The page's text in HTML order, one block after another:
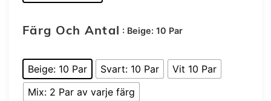
Färg Och Antal : Beige: 10 Par
Beige: 10 Par Svart: 10 Par
Vit 10 Par
Mix: 2 Par av varje färg